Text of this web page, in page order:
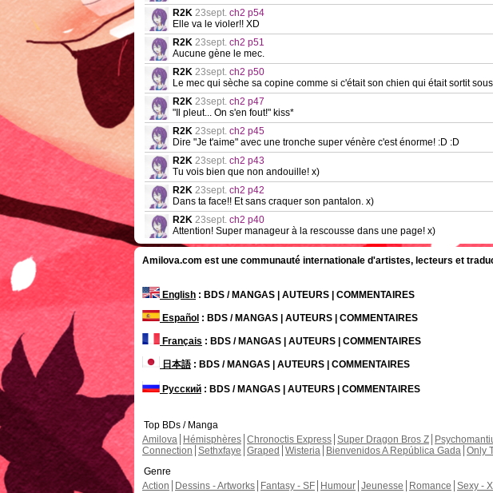
R2K 23sept. ch2 p54
Elle va le violer!! XD
R2K 23sept. ch2 p51
Aucune gène le mec.
R2K 23sept. ch2 p50
Le mec qui sèche sa copine comme si c'était son chien qui était sortit
R2K 23sept. ch2 p47
"Il pleut... On s'en fout!" kiss*
R2K 23sept. ch2 p45
Dire "Je t'aime" avec une tronche super vénère c'est énorme! :D :D
R2K 23sept. ch2 p43
Tu vois bien que non andouille! x)
R2K 23sept. ch2 p42
Dans ta face!! Et sans craquer son pantalon. x)
R2K 23sept. ch2 p40
Attention! Super manageur à la rescousse dans une page! x)
Amilova.com est une communauté internationale d'artistes, lecteurs et
English : BDS / MANGAS | AUTEURS | COMMENTAIRES
Español : BDS / MANGAS | AUTEURS | COMMENTAIRES
Français : BDS / MANGAS | AUTEURS | COMMENTAIRES
日本語: BDS / MANGAS | AUTEURS | COMMENTAIRES
Русский : BDS / MANGAS | AUTEURS | COMMENTAIRES
Top BDs / Manga
Amilova
Hémisphères Chronoctis Express Super Dragon Bros Z
Connection Sethxfaye Graped Wisteria Bienvenidos A República Gada Only
Genre
Action
Dessins - Artworks Fantasy - SF Humour Jeunesse Romance Sexy -